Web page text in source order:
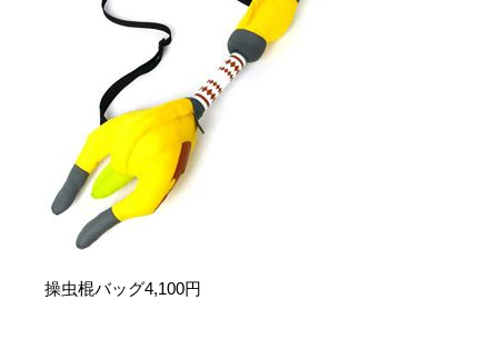
操虫棍バッグ4,100円